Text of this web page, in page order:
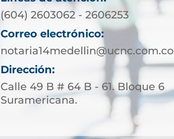
(604) 2603062 - 2606253
Correo electrónico:
notaria14medellin@ucnc.com.co
Dirección:
Calle 49 B # 64 B - 61. Bloque 6
Suramericana.